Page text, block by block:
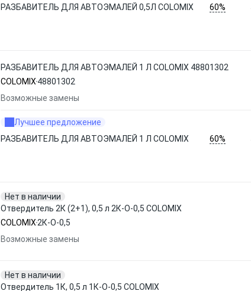
РАЗБАВИТЕЛЬ ДЛЯ АВТОЭМАЛЕЙ 0,5Л COLOMIX
60%
РАЗБАВИТЕЛЬ ДЛЯ АВТОЭМАЛЕЙ 1 Л COLOMIX 48801302
COLOMIX 48801302
Возможные замены
Лучшее предложение
РАЗБАВИТЕЛЬ ДЛЯ АВТОЭМАЛЕЙ 1 Л COLOMIX
60%
Нет в наличии
Отвердитель 2К (2+1), 0,5 л 2К-О-0,5 COLOMIX
COLOMIX 2К-О-0,5
Возможные замены
Нет в наличии
Отвердитель 1К, 0,5 л 1К-О-0,5 COLOMIX